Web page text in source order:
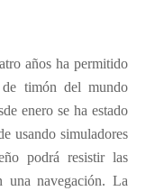
años ha permitido
timón del mundo
enero se ha estado
usando simuladores
podrá resistir las
una navegación. La